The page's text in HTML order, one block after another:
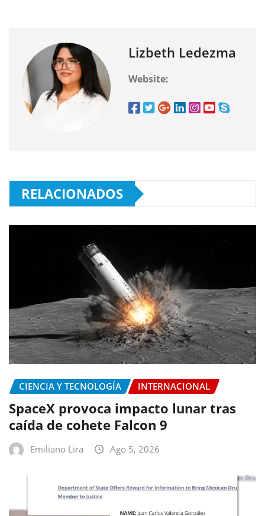
Lizbeth Ledezma
Website:
RELACIONADOS
CIENCIA Y TECNOLOGÍA INTERNACIONAL
SpaceX provoca impacto lunar tras
caída de cohete Falcon 9
Emiliano Lira Ago 5, 2026